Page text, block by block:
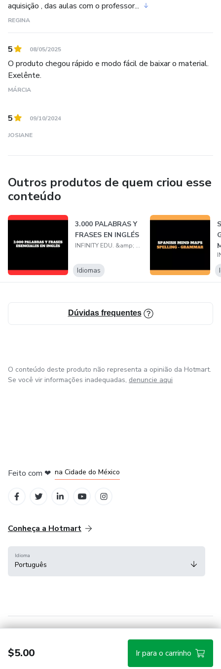
aquisição , das aulas com o professor...
REGINA
5 08/05/2025
O produto chegou rápido e modo fácil de baixar o material.
Exelênte.
MÁRCIA
5 09/10/2024
JOSIANE
Outros produtos de quem criou esse
conteúdo
3.000 PALABRAS Y
FRASES EN INGLÉS
INFINITY EDU. &amp; TEC
Idiomas
Dúvidas frequentes
$5.00 Ir para o carrinho
O conteúdo deste produto não representa a opinião da Hotmart.
Se você vir informações inadequadas, denuncie aqui
Feito com ❤ na Cidade do México
Conheça a Hotmart
Idioma
Português
Hotmart — 2011-2026 © Todos os direitos reservados.